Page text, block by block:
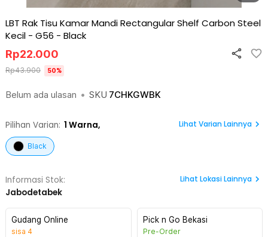
LBT Rak Tisu Kamar Mandi Rectangular Shelf Carbon Steel
Kecil - G56 - Black
Belum ada ulasan • SKU 7CHKGWBK
Rp22.000
Rp43.900 50%
Pilihan Varian: 1 Warna, Lihat Varian Lainnya
Black
Informasi Stok:
Jabodetabek
Lihat Lokasi Lainnya
Gudang Online
sisa 4
Pick n Go Bekasi
Pre-Order